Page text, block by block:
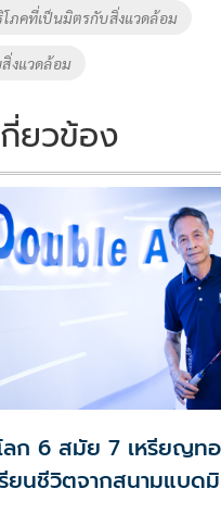
ภคที่เป็นมิตรกับสิ่งแวดล้อม
งแวดล้อม
ยวข้อง
ลก 6 สมัย 7 เหรียญท
ยนชีวิตจากสนามแบด